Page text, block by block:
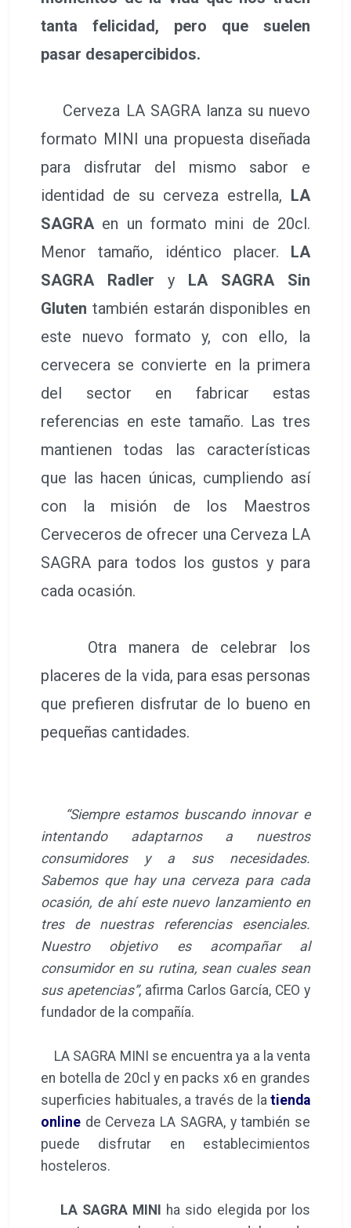
tanta felicidad, pero que suelen
pasar desapercibidos.
Cerveza LA SAGRA lanza su nuevo
formato MINI una propuesta diseñada
para disfrutar del mismo sabor e
identidad de su cerveza estrella, LA
SAGRA en un formato mini de 20cl.
Menor tamaño, idéntico placer. LA
SAGRA Radler y LA SAGRA Sin
Gluten también estarán disponibles en
este nuevo formato y, con ello, la
cervecera se convierte en la primera
del sector en fabricar estas
referencias en este tamaño. Las tres
mantienen todas las características
que las hacen únicas, cumpliendo así
con la misión de los Maestros
Cerveceros de ofrecer una Cerveza LA
SAGRA para todos los gustos y para
cada ocasión.
Otra manera de celebrar los
placeres de la vida, para esas personas
que prefieren disfrutar de lo bueno en
pequeñas cantidades.
“Siempre estamos buscando innovar e
intentando adaptarnos a nuestros
consumidores y a sus necesidades.
Sabemos que hay una cerveza para cada
ocasión, de ahí este nuevo lanzamiento en
tres de nuestras referencias esenciales.
Nuestro objetivo es acompañar al
consumidor en su rutina, sean cuales sean
sus apetencias”, afirma Carlos García, CEO y
fundador de la compañía.
LA SAGRA MINI se encuentra ya a la venta
en botella de 20cl y en packs x6 en grandes
superficies habituales, a través de la tienda
online de Cerveza LA SAGRA, y también se
puede disfrutar en establecimientos
hosteleros.
LA SAGRA MINI ha sido elegida por los